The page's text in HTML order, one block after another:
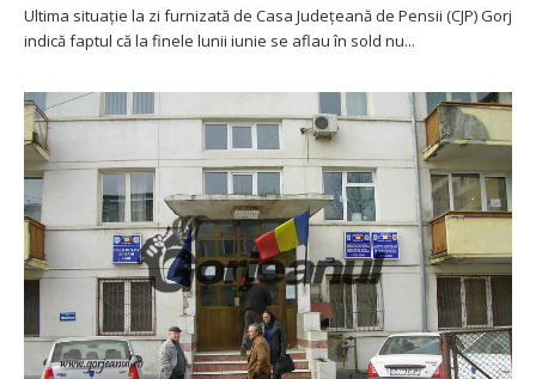
Ultima situaţie la zi furnizată de Casa Judeţeană de Pensii (CJP) Gorj
indică faptul că la finele lunii iunie se aflau în sold nu...